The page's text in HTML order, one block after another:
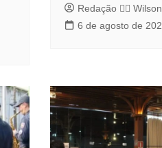
Redação 👨‍⚖️​
6 de agosto de